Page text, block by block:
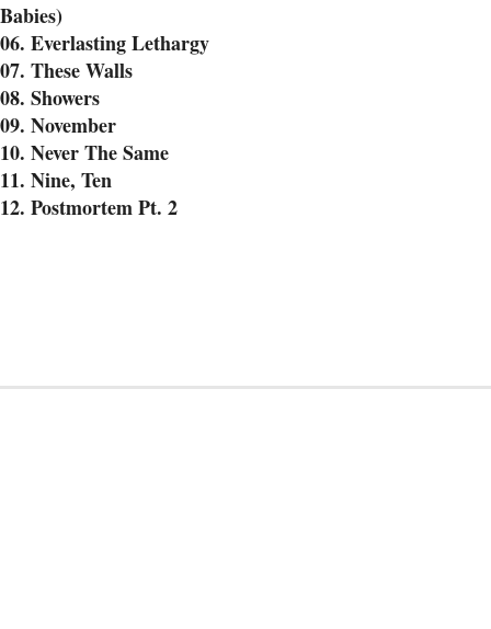
Babies)
06. Everlasting Lethargy
07. These Walls
08. Showers
09. November
10. Never The Same
11. Nine, Ten
12. Postmortem Pt. 2